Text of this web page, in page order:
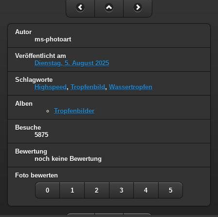
Autor
ms-photoart
Veröffentlicht am
Dienstag, 5. August 2025
Schlagworte
Highspeed , Tropfenbild , Wassertropfen
Alben
Tropfenbilder
Besuche
5875
Bewertung
noch keine Bewertung
Foto bewerten
0 1 2 3 4 5